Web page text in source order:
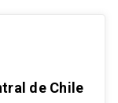
de Chile